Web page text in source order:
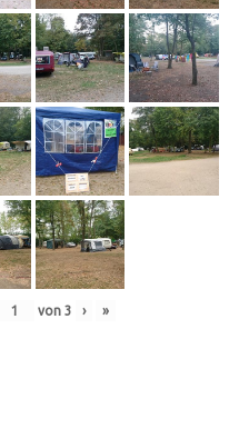
von 3 › »